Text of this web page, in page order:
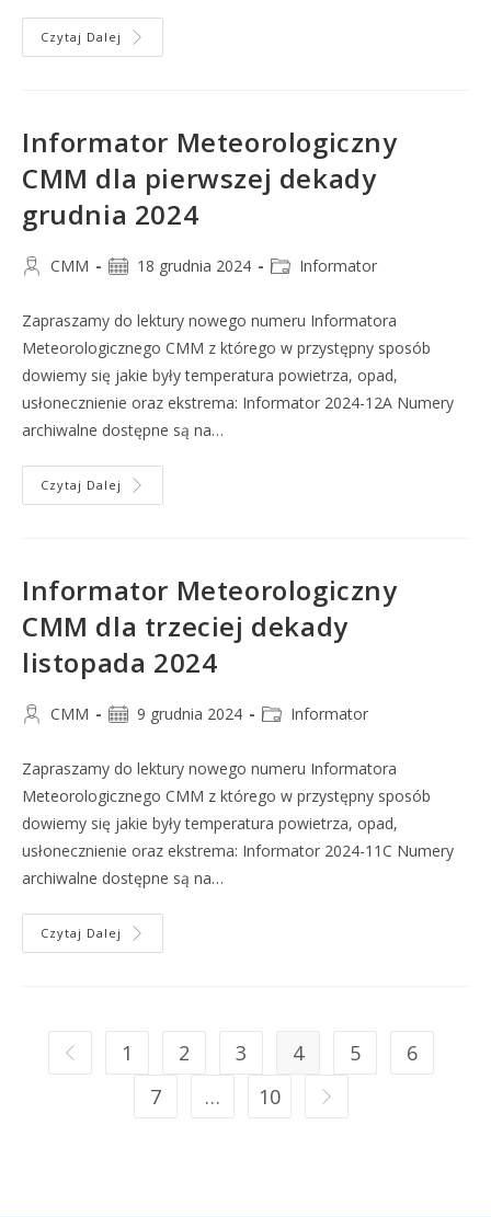
Czytaj Dalej
Informator Meteorologiczny
CMM dla pierwszej dekady
grudnia 2024
CMM 18 grudnia 2024 Informator
Zapraszamy do lektury nowego numeru Informatora
Meteorologicznego CMM z którego w przystępny sposób
dowiemy się jakie były temperatura powietrza, opad,
usłonecznienie oraz ekstrema: Informator 2024-12A Numery
archiwalne dostępne są na…
Czytaj Dalej
Informator Meteorologiczny
CMM dla trzeciej dekady
listopada 2024
CMM 9 grudnia 2024 Informator
Zapraszamy do lektury nowego numeru Informatora
Meteorologicznego CMM z którego w przystępny sposób
dowiemy się jakie były temperatura powietrza, opad,
usłonecznienie oraz ekstrema: Informator 2024-11C Numery
archiwalne dostępne są na…
Czytaj Dalej
1 2 3 4 5
6
7
… 10